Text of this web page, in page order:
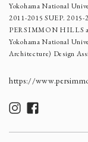
Yokohama National
2011-2015 SUEP.
PERSIMMON HILLS
Yokohama National
Architecture) Design
https://